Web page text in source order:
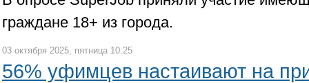
граждане 18+ из города.
03 октября 2025, пятница 10:25
56% уфимцев настаивают на